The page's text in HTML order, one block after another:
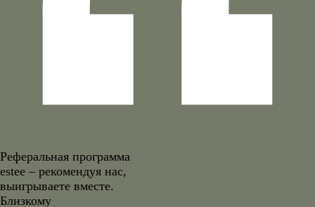
Реферальная программа
estee – рекомендуя нас,
выигрываете вместе.
Близкому